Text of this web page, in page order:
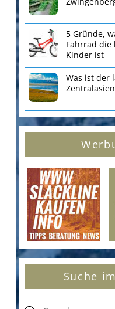
5 Gründe,
Fahrrad die
Kinder ist
Was ist der
Suche